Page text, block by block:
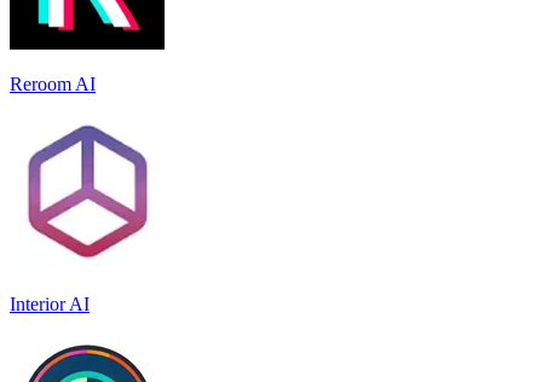
Reroom AI
Interior AI